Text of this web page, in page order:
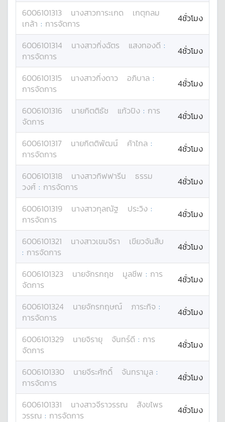
6006101313 นางสาวการะเกด
เกตุกลม
เกล้า : การจัดการ 4ชั่วโมง
6006101314 นางสาวกิ่งฉัตร แสงทองดี :
การจัดการ
4ชั่วโมง
6006101315 นางสาวกิ่งดาว อภิบาล :
การจัดการ
4ชั่วโมง
6006101316 นายกิตติธัช แก้วปิง : การ
จัดการ
4ชั่วโมง
6006101317 นายกิตติพัฒน์ ค้าไกล :
การจัดการ
4ชั่วโมง
6006101318 นางสาวกิฟฟารีน
ธรรม
วงศ์ : การจัดการ 4ชั่วโมง
6006101319 นางสาวกุลณัฐ ประวิง :
การจัดการ
4ชั่วโมง
6006101321 นางสาวเขมจิรา
เขียวจันสืบ
: การจัดการ 4ชั่วโมง
6006101323 นายจักรกฤช มูลชีพ : การ
จัดการ
4ชั่วโมง
6006101324 นายจักรกฤษณ์ ภาระกิจ :
การจัดการ
4ชั่วโมง
6006101329 นายจิรายุ จันทร์ดี : การ
จัดการ
4ชั่วโมง
6006101330 นายจีระศักดิ์ จันทรามูล :
การจัดการ
4ชั่วโมง
6006101331 นางสาวจีราวรรณ
สังขไพร
วรรณ : การจัดการ 4ชั่วโมง